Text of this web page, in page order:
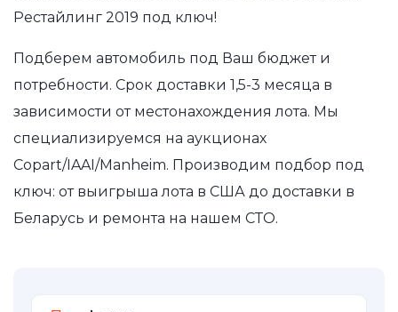
Рестайлинг 2019 под ключ!
Подберем автомобиль под Ваш бюджет и
потребности. Срок доставки 1,5-3 месяца в
зависимости от местонахождения лота. Мы
специализируемся на аукционах
Copart/IAAI/Manheim. Производим подбор под
ключ: от выигрыша лота в США до доставки в
Беларусь и ремонта на нашем СТО.